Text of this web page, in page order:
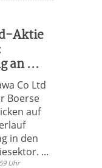
Aktie
an ...
Co Ltd
Boerse
auf
in den
...
Uhr